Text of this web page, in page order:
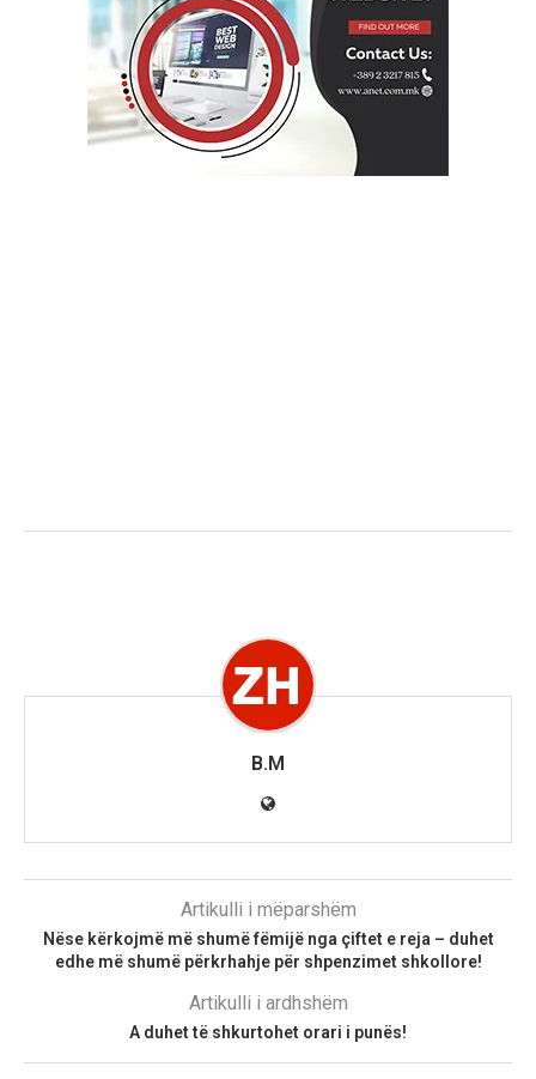
B.M
Artikulli i mëparshëm
Nëse kërkojmë më shumë fëmijë nga çiftet e reja – duhet
edhe më shumë përkrhahje për shpenzimet shkollore!
Artikulli i ardhshëm
A duhet të shkurtohet orari i punës!